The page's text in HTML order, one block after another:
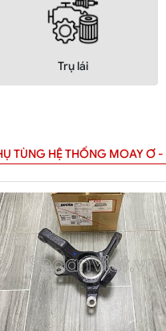
Trụ lái
TÙNG HỆ THỐNG MOAY Ơ